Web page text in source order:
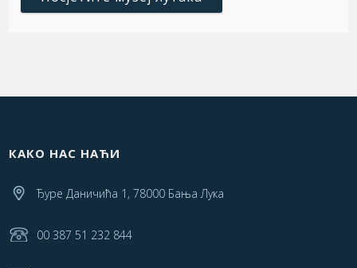
КАКО НАС НАЋИ
Ђуре Даничића 1, 78000 Бања Лука
00 387 51 232 844